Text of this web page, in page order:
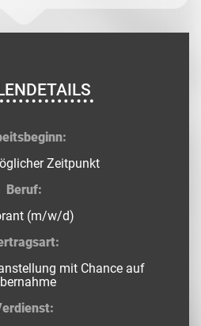
Zeitpunkt
Beruf:
(m/w/d)
mit Chance auf